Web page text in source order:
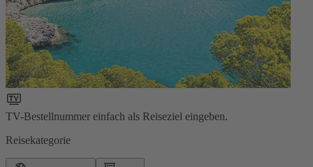
TV-Bestellnummer einfach als Reiseziel eingeben.
Reisekategorie